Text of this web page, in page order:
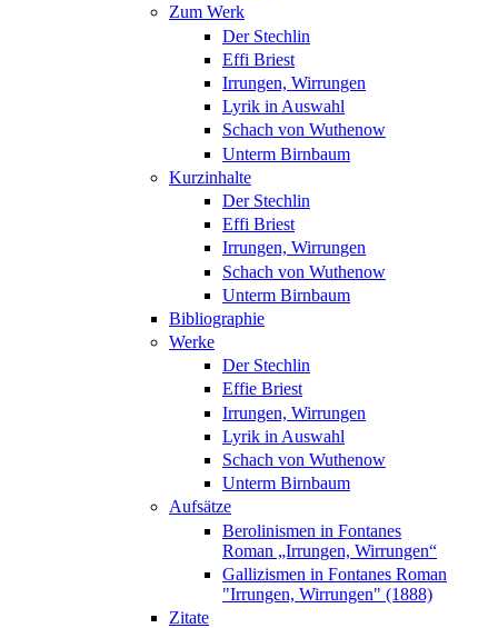
Zum Werk
Der Stechlin
Effi Briest
Irrungen, Wirrungen
Lyrik in Auswahl
Schach von Wuthenow
Unterm Birnbaum
Kurzinhalte
Der Stechlin
Effi Briest
Irrungen, Wirrungen
Schach von Wuthenow
Unterm Birnbaum
Bibliographie
Werke
Der Stechlin
Effie Briest
Irrungen, Wirrungen
Lyrik in Auswahl
Schach von Wuthenow
Unterm Birnbaum
Aufsätze
Berolinismen in Fontanes
Roman „Irrungen, Wirrungen“
Gallizismen in Fontanes Roman
"Irrungen, Wirrungen" (1888)
Zitate